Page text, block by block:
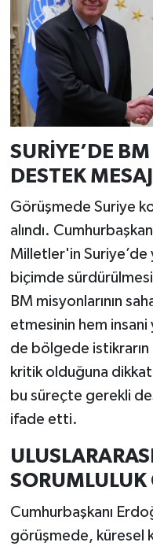
SURİYE’DE
DESTEK MESAJI
Görüşmede Suriye
alındı.
Milletler'in
biçimde
BM misyonlarının
etmesinin hem insani
de bölgede istikrarın
kritik olduğuna
bu süreçte gerekli
ifade etti.
SORUMLULUK
Cumhurbaşkanı
görüşmede, küresel